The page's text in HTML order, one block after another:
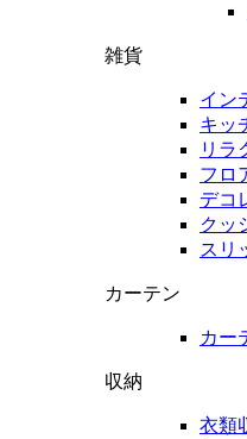
雑貨
イン
キッ
リラ
フロ
デコ
クッ
スリ
カーテン
カー
収納
衣類